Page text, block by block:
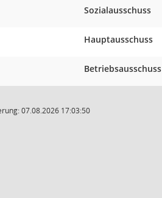
Sozialausschuss
Hauptausschuss
Betriebsausschuss
07.08.2026 17:03:50